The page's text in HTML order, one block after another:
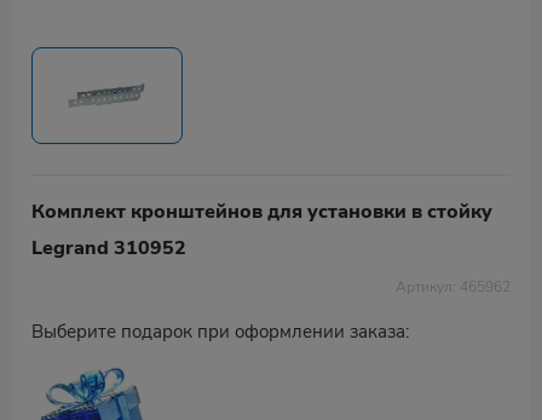
Комплект кронштейнов для установки в стойку
Legrand 310952
Артикул: 465962
Выберите подарок при оформлении заказа: